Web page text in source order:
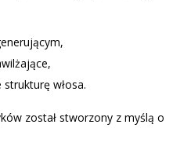
włosa.
został stworzony z myślą o